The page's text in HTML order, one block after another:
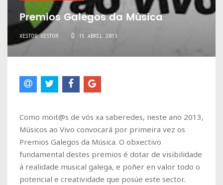
Premios Galegos da Música
XESTOR XESTOR 15 ABRIL 2013
Como moit@s de vós xa saberedes, neste ano 2013,
Músicos ao Vivo convocará por primeira vez os
Premios Galegos da Música. O obxectivo
fundamental destes premios é dotar de visibilidade
á realidade musical galega, e poñer en valor todo o
potencial e creatividade que posúe este sector.